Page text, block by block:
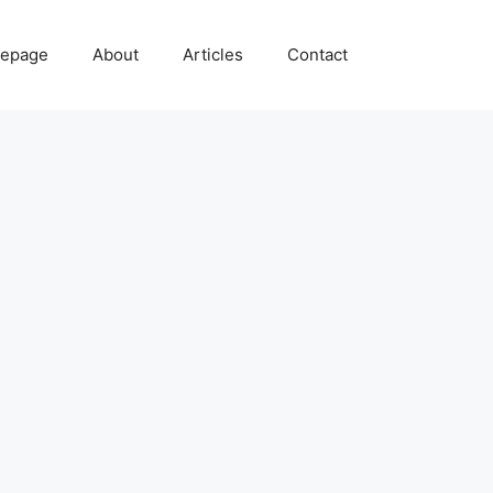
About Articles Contact